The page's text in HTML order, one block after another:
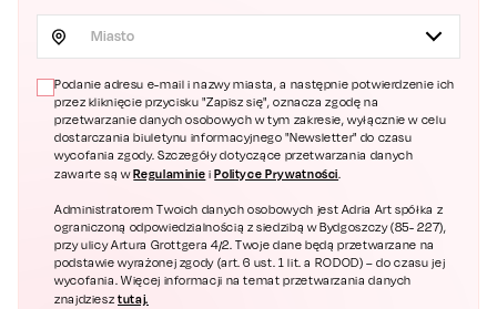
Miasto
Podanie adresu e-mail i nazwy miasta, a następnie potwierdzenie ich
przez kliknięcie przycisku "Zapisz się", oznacza zgodę na
przetwarzanie danych osobowych w tym zakresie, wyłącznie w celu
dostarczania biuletynu informacyjnego "Newsletter" do czasu
wycofania zgody. Szczegóły dotyczące przetwarzania danych
zawarte są wRegulaminie i Polityce Prywatności.
Administratorem Twoich danych osobowych jest Adria Art spółka z
ograniczoną odpowiedzialnością z siedzibą w Bydgoszczy (85- 227),
przy ulicy Artura Grottgera 4/2. Twoje dane będą przetwarzane na
podstawie wyrażonej zgody (art. 6 ust. 1 lit. a RODOD) – do czasu jej
wycofania. Więcej informacji na temat przetwarzania danych
znajdziesztutaj.